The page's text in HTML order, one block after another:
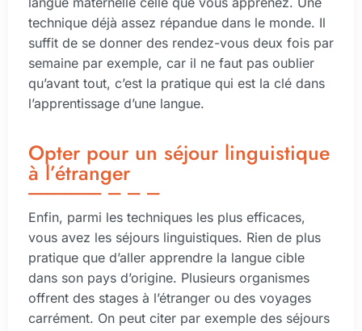
technique déjà assez répandue dans le monde. Il
suffit de se donner des rendez-vous deux fois par
semaine par exemple, car il ne faut pas oublier
qu’avant tout, c’est la pratique qui est la clé dans
l’apprentissage d’une langue.
Opter pour un séjour linguistique
à l’étranger
Enfin, parmi les techniques les plus efficaces,
vous avez les séjours linguistiques. Rien de plus
pratique que d’aller apprendre la langue cible
dans son pays d’origine. Plusieurs organismes
offrent des stages à l’étranger ou des voyages
carrément. On peut citer par exemple des séjours